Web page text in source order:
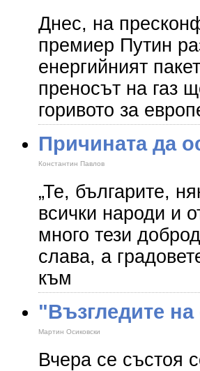
Днес, на
премиер Путин
енергийният
преносът на газ
горивото за
Причината да
Константин Павлов
„Те, българите,
всички народи и
много тези
слава, а
към
"Възгледите
Мартин Осиковски
Вчера се състоя